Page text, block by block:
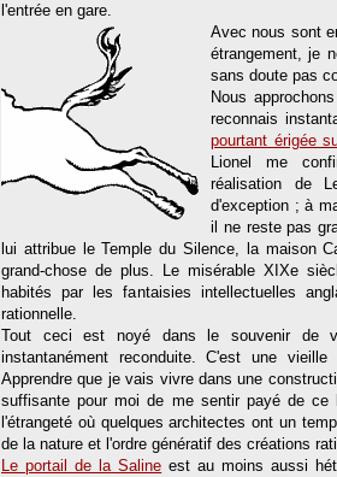
l'entrée en gare.
Avec nous sont
étrangement, je
sans doute pas
Nous
reconnais
pourtant érigée
Lionel me
réalisation de
d'exception ; à
il ne reste pas
lui attribue le Temple du Silence, la maison
grand-chose de plus. Le misérable XIXe
habités par les fantaisies intellectuelles
rationnelle.
Tout ceci est noyé dans le souvenir de
instantanément reconduite. C'est une
Apprendre que je vais vivre dans une
suffisante pour moi de me sentir payé de
l'étrangeté où quelques architectes ont un
de la nature et l'ordre génératif des créations
Le portail de la Saline est au moins aussi